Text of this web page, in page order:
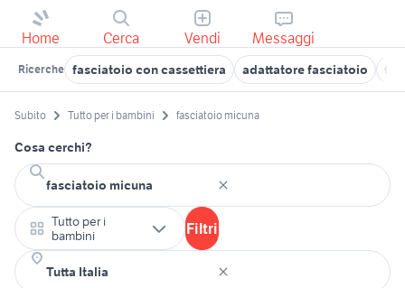
Home Cerca Vendi Messaggi
Ricerche fasciatoio con cassettiera adattatore fasciatoio
Subito Tutto per i bambini fasciatoio micuna
Cosa cerchi?
Tutto per i
bambini
Filtri